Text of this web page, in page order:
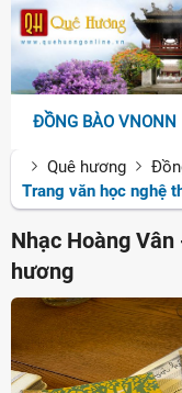
ĐỒNG BÀO VNONN
Quê hương
Trang văn học nghệ
Nhạc Hoàng
hương